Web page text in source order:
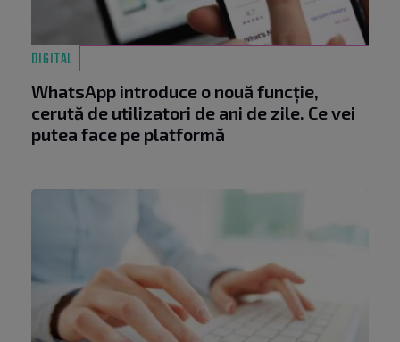
DIGITAL
WhatsApp introduce o nouă funcție,
cerută de utilizatori de ani de zile. Ce vei
putea face pe platformă